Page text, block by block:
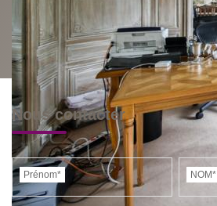
Nous contacter
Prénom* NOM*